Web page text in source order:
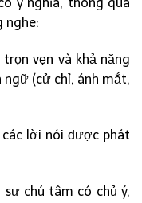
nghe:
trọn vẹn và khả năng
ngữ (cử chỉ, ánh mắt,
các lời nói được phát
sự chú tâm có chủ ý,